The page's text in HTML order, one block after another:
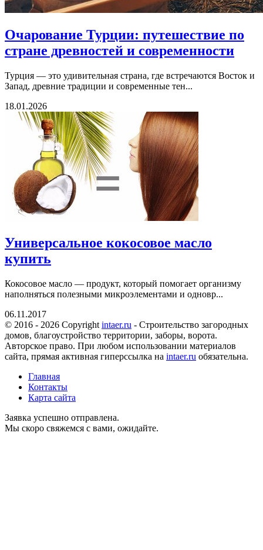
Очарование Турции: путешествие по
стране древностей и современности
Турция — это удивительная страна, где встречаются Восток и
Запад, древние традиции и современные тен...
18.01.2026
Универсальное кокосовое масло
купить
Кокосовое масло — продукт, который помогает организму
наполняться полезными микроэлементами и одновр...
06.11.2017
© 2016 - 2026 Copyright intaer.ru - Cтроительство загородных
домов, благоустройство территории, заборы, ворота.
Авторское право. При любом использовании материалов
сайта, прямая активная гиперссылка на intaer.ru обязательна.
Главная
Контакты
Карта сайта
Заявка успешно отправлена.
Мы скоро свяжемся с вами, ожидайте.